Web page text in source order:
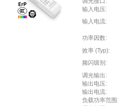
输入电压:
输入电流:
功率因数:
效率 (Typ):
频闪级别:
调光输出:
输出电压:
输出电流:
负载功率范围: